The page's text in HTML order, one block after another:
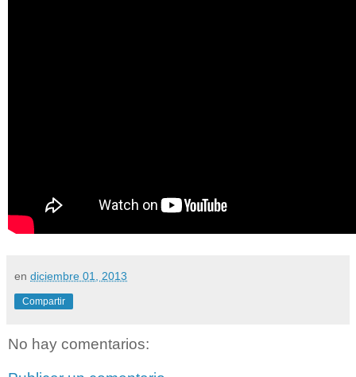
en diciembre 01, 2013
Compartir
No hay comentarios: